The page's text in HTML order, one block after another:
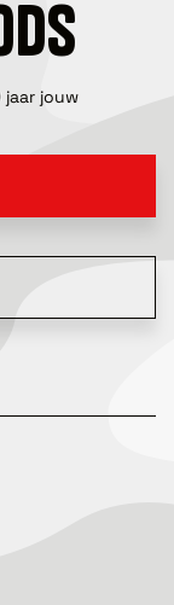
jaar jouw